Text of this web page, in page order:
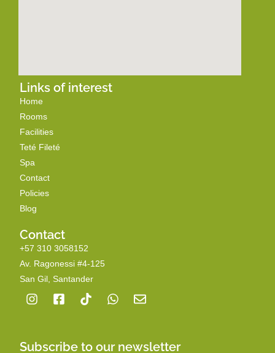
Links of interest
Home
Rooms
Facilities
Teté Fileté
Spa
Contact
Policies
Blog
Contact
+57 310 3058152
Av. Ragonessi #4-125
San Gil, Santander
Subscribe to our newsletter